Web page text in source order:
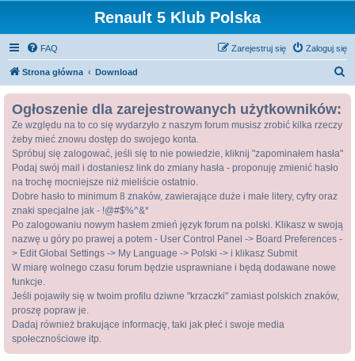
Renault 5 Klub Polska
FAQ Zaloguj się
Zarejestruj się
Strona główna Download
Ogłoszenie dla zarejestrowanych użytkowników:
Ze względu na to co się wydarzyło z naszym forum musisz zrobić kilka rzeczy
żeby mieć znowu dostęp do swojego konta.
Spróbuj się zalogować, jeśli się to nie powiedzie, kliknij "zapominałem hasła"
Podaj swój mail i dostaniesz link do zmiany hasła - proponuję zmienić hasło
na trochę mocniejsze niż mieliście ostatnio.
Dobre hasło to minimum 8 znaków, zawierające duże i małe litery, cyfry oraz
znaki specjalne jak - !@#$%^&*
Po zalogowaniu nowym hasłem zmień język forum na polski. Klikasz w swoją
nazwę u góry po prawej a potem - User Control Panel -> Board Preferences -
> Edit Global Settings -> My Language -> Polski -> i klikasz Submit
W miarę wolnego czasu forum będzie usprawniane i będą dodawane nowe
funkcje.
Jeśli pojawiły się w twoim profilu dziwne "krzaczki" zamiast polskich znaków,
proszę popraw je.
Dadaj również brakujące informację, taki jak płeć i swoje media
społecznościowe itp.